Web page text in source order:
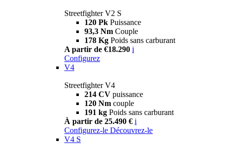
Streetfighter V2 S
120 Pk Puissance
93,3 Nm Couple
178 Kg Poids sans carburant
A partir de €18.290 i
Configurez
V4
Streetfighter V4
214 CV puissance
120 Nm couple
191 kg Poids sans carburant
À partir de 25.490 € i
Configurez-le Découvrez-le
V4 S